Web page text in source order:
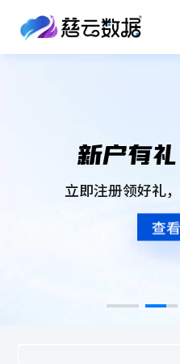
满 59
【深圳
新户有
立即注册领好礼
查
2026开年大促
钜惠，限时助力企业数字
，涵盖存储、算力与安全
方案加速您的业务升级。
业智变,云启
云端服务器，可以为机器
图像渲染等计算密集型应